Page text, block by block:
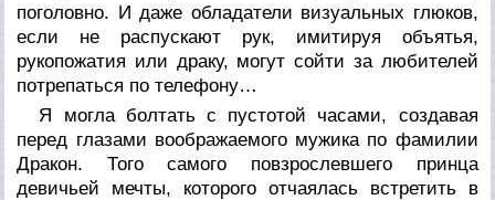
поголовно. И даже обладатели визуальных глюков,
если не распускают рук, имитируя объятья,
рукопожатия или драку, могут сойти за любителей
потрепаться по телефону…
Я могла болтать с пустотой часами, создавая
перед глазами воображаемого мужика по фамилии
Дракон. Того самого повзрослевшего принца
девичьей мечты, которого отчаялась встретить в